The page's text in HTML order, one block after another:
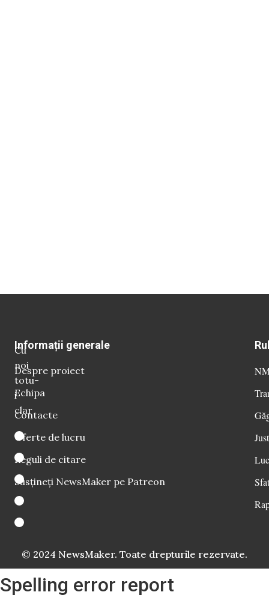
Cu
noi
totu-
i
clar
Informații generale
Despre proiect
Echipa
Contacte
Oferte de lucru
Reguli de citare
Susțineți NewsMaker pe Patreon
© 2024 NewsMaker. Toate drepturile rezervate.
Spelling error report